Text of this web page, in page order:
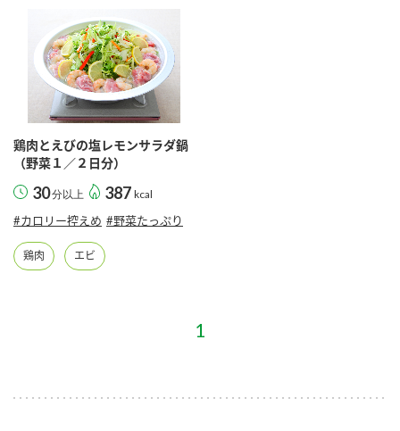
鶏肉とえびの塩レモンサラダ鍋
（野菜１／２日分）
30分以上 387 kcal
#カロリー控えめ #野菜たっぷり
鶏肉 エビ
1